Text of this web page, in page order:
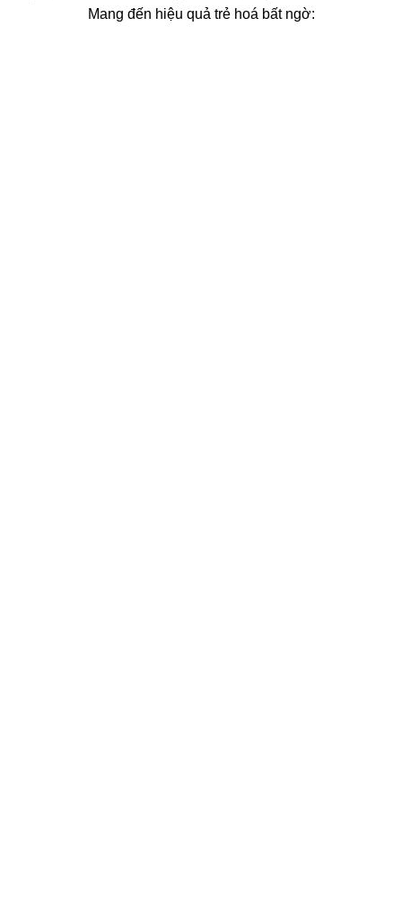
Mang đến hiệu quả trẻ hoá bất ngờ: